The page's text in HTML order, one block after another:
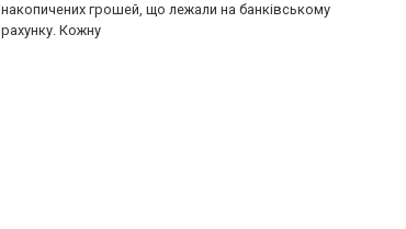
накопичених грошей, що лежали на банківському
рахунку. Кожну